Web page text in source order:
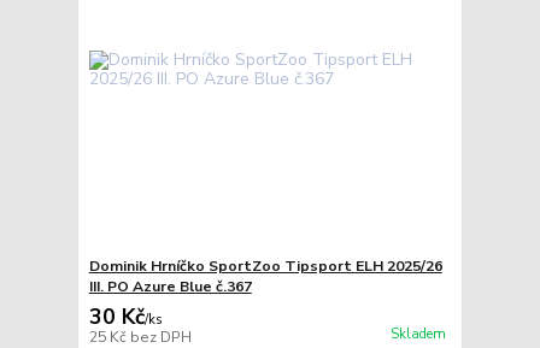
Dominik Hrníčko SportZoo Tipsport ELH 2025/26
III. PO Azure Blue č.367
30 Kč/ks
25 Kč bez DPH Skladem